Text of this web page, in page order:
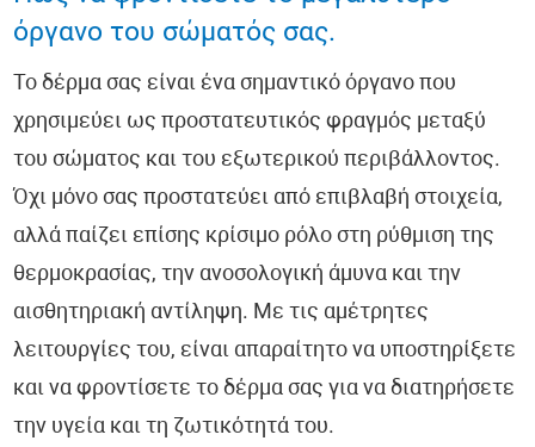
Ύπνος
Καρδιολογία
Νευρολογία
Παιδιατρική
Οδοντιατρική
Ορθοπεδική
όργανο του σώματός σας.
Το δέρμα σας είναι ένα σημαντικό όργανο που
χρησιμεύει ως προστατευτικός φραγμός μεταξύ
του σώματος και του εξωτερικού περιβάλλοντος.
Όχι μόνο σας προστατεύει από επιβλαβή στοιχεία,
αλλά παίζει επίσης κρίσιμο ρόλο στη ρύθμιση της
θερμοκρασίας, την ανοσολογική άμυνα και την
αισθητηριακή αντίληψη. Με τις αμέτρητες
λειτουργίες του, είναι απαραίτητο να υποστηρίξετε
και να φροντίσετε το δέρμα σας για να διατηρήσετε
την υγεία και τη ζωτικότητά του.